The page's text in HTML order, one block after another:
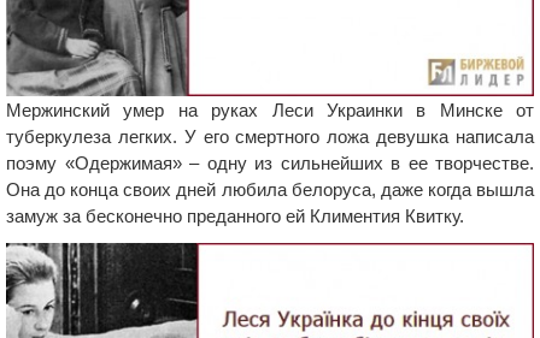
Мержинский умер на руках Леси Украинки в Минске от
туберкулеза легких. У его смертного ложа девушка написала
поэму «Одержимая» – одну из сильнейших в ее творчестве.
Она до конца своих дней любила белоруса, даже когда вышла
замуж за бесконечно преданного ей Климентия Квитку.